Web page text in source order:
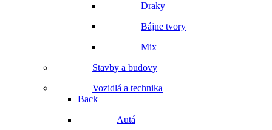
Draky
Bájne tvory
Mix
Stavby a budovy
Vozidlá a technika
Back
Autá